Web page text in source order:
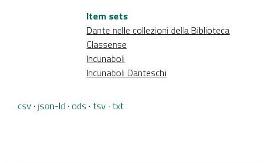
Item sets
Dante nelle collezioni della Biblioteca
Classense
Incunaboli
Incunaboli Danteschi
csv json-ld ods tsv txt